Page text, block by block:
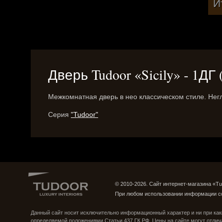
Дверь Tudoor «Sicily» -
Межкомнатная дверь в нео классическом стиле.
Серия "Tudoor"
© 2010-2026. Сайт интернет-магазина
При любом использовании информации
Данный сайт носит исключительно информационный характер и ни при
определяемой положениями Статьи 437 ГК РФ. Цены на сайте могут
Группа ВКонтактеСтраница в Instagram